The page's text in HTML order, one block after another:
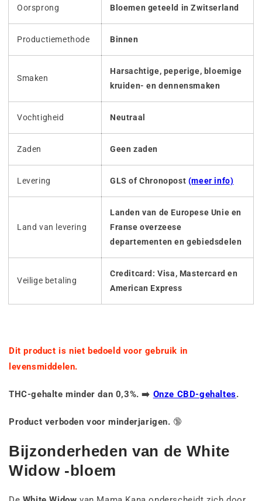
Oorsprong Bloemen geteeld in Zwitserland
Productiemethode Binnen
Smaken
Harsachtige, peperige, bloemige
kruiden- en dennensmaken
Vochtigheid Neutraal
Zaden Geen zaden
Levering GLS of Chronopost (meer info)
Land van levering
Landen van de Europese Unie en
Franse overzeese
departementen en gebiedsdelen
Veilige betaling
Creditcard: Visa, Mastercard en
American Express
Dit product is niet bedoeld voor gebruik in
levensmiddelen.
THC-gehalte minder dan 0,3%. ➡️ Onze CBD-gehaltes.
Product verboden voor minderjarigen. 🔞
Bijzonderheden van de White
Widow -bloem